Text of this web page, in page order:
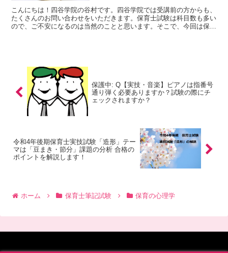
こんにちは！四谷学院の谷村です。四谷学院では受講前の方からも、
たくさんのお問い合わせをいただきます。保育士試験は科目数も多い
ので、ご不安になるのは当然のことと思います。そこで、今回は保育
保護中: Q【実技・音楽】ピアノは指番号
通り弾く必要ありますか？試験の際にチ
ェックされますか？
令和4年後期保育士実技試験「造形」テー
マは「豆まき・節分」課題の分析 合格の
ポイントを解説します！
ホーム 保育士筆記試験 保育の心理学